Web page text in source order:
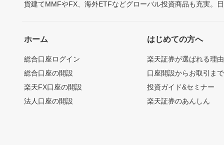
貨建てMMFやFX、海外ETFなどグローバル投資商品も充実。
ホーム
総合口座ログイン
総合口座の開設
楽天FX口座の開設
法人口座の開設
はじめての方へ
楽天証券が選ばれる理由
口座開設からお取引ま
投資ガイド&セミナー
楽天証券のあんしん